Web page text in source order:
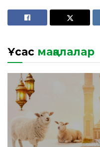
Ұқсас мақалалар